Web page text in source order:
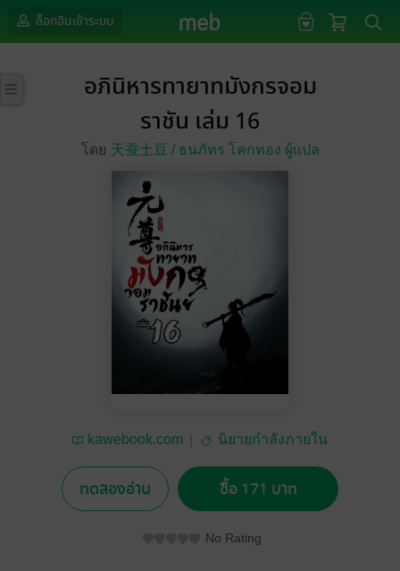
ล็อกอินเข้าระบบ
อภินิหารทายาทมังกรจอม
ราชัน เล่ม 16
โดย 天蚕土豆 / ธนภัทร โคกทอง ผู้แปล
kawebook.com นิยายกำลังภายใน
ทดลองอ่าน ซื้อ 171 บาท
No Rating